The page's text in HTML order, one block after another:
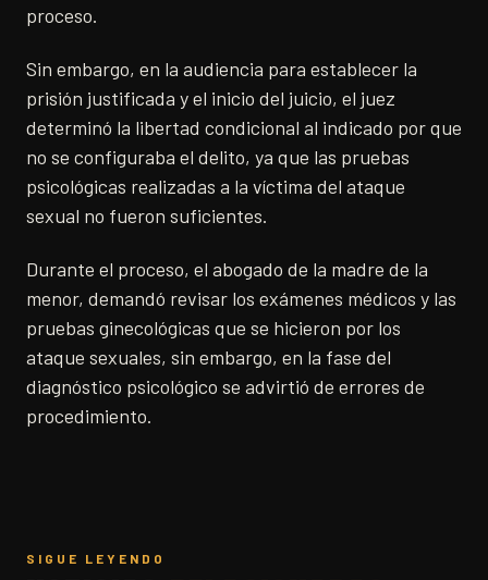
proceso.
Sin embargo, en la audiencia para establecer la
prisión justificada y el inicio del juicio, el juez
determinó la libertad condicional al indicado por que
no se configuraba el delito, ya que las pruebas
psicológicas realizadas a la víctima del ataque
sexual no fueron suficientes.
Durante el proceso, el abogado de la madre de la
menor, demandó revisar los exámenes médicos y las
pruebas ginecológicas que se hicieron por los
ataque sexuales, sin embargo, en la fase del
diagnóstico psicológico se advirtió de errores de
procedimiento.
SIGUE LEYENDO